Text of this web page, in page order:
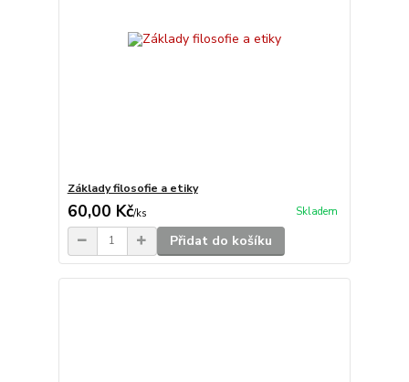
Základy filosofie a etiky
60,00 Kč/ks Skladem
Přidat do košíku